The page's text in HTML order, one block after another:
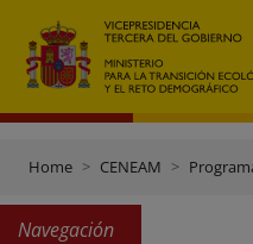
Home CENEAM
Navegación